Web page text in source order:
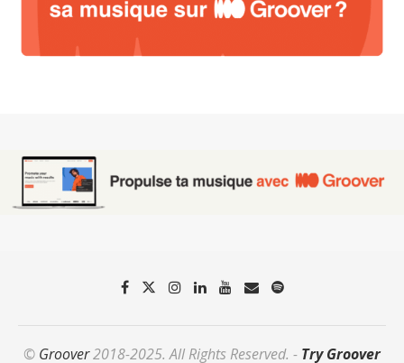
© Groover2018-2025. All Rights Reserved. - Try Groover